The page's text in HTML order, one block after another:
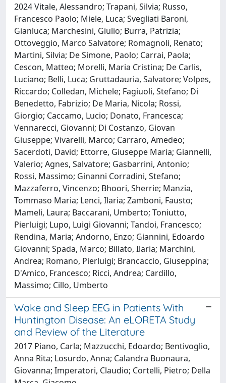
2024 Vitale, Alessandro; Trapani, Silvia; Russo,
Francesco Paolo; Miele, Luca; Svegliati Baroni,
Gianluca; Marchesini, Giulio; Burra, Patrizia;
Ottoveggio, Marco Salvatore; Romagnoli, Renato;
Martini, Silvia; De Simone, Paolo; Carrai, Paola;
Cescon, Matteo; Morelli, Maria Cristina; De Carlis,
Luciano; Belli, Luca; Gruttadauria, Salvatore; Volpes,
Riccardo; Colledan, Michele; Fagiuoli, Stefano; Di
Benedetto, Fabrizio; De Maria, Nicola; Rossi,
Giorgio; Caccamo, Lucio; Donato, Francesca;
Vennarecci, Giovanni; Di Costanzo, Giovan
Giuseppe; Vivarelli, Marco; Carraro, Amedeo;
Sacerdoti, David; Ettorre, Giuseppe Maria; Giannelli,
Valerio; Agnes, Salvatore; Gasbarrini, Antonio;
Rossi, Massimo; Ginanni Corradini, Stefano;
Mazzaferro, Vincenzo; Bhoori, Sherrie; Manzia,
Tommaso Maria; Lenci, Ilaria; Zamboni, Fausto;
Mameli, Laura; Baccarani, Umberto; Toniutto,
Pierluigi; Lupo, Luigi Giovanni; Tandoi, Francesco;
Rendina, Maria; Andorno, Enzo; Giannini, Edoardo
Giovanni; Spada, Marco; Billato, Ilaria; Marchini,
Andrea; Romano, Pierluigi; Brancaccio, Giuseppina;
D'Amico, Francesco; Ricci, Andrea; Cardillo,
Massimo; Cillo, Umberto
Wake and Sleep EEG in Patients With
Huntington Disease: An eLORETA Study
and Review of the Literature
2017 Piano, Carla; Mazzucchi, Edoardo; Bentivoglio,
Anna Rita; Losurdo, Anna; Calandra Buonaura,
Giovanna; Imperatori, Claudio; Cortelli, Pietro; Della